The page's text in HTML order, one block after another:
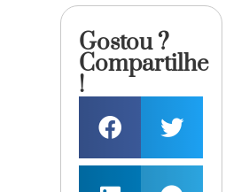
Gostou ?
Compartilhe
!